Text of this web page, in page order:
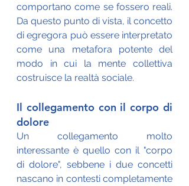
comportano come se fossero reali.
Da questo punto di vista, il concetto
di egregora può essere interpretato
come una metafora potente del
modo in cui la mente collettiva
costruisce la realtà sociale.
Il collegamento con il corpo di
dolore
Un collegamento molto
interessante è quello con il "corpo
di dolore", sebbene i due concetti
nascano in contesti completamente